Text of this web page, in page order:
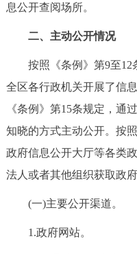
ESPAÑOL
ITALIANO
息公开查阅场所。
二、主动公开情况
按照《条例》第9至12
全区各行政机关开展了信
《条例》第15条规定，通
知晓的方式主动公开。按
政府信息公开大厅等各类
法人或者其他组织获取政
(一)主要公开渠道。
1.政府网站。